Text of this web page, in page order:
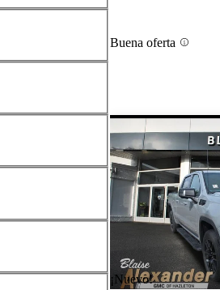
Buena oferta
¡Nuevo!